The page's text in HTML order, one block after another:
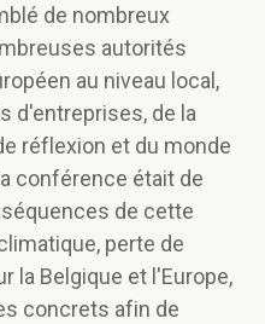
de nombreux
autorités
au niveau local,
d'entreprises, de la
réflexion et du monde
conférence était de
de cette
perte de
la Belgique et l'Europe,
concrets afin de